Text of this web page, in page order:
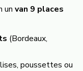
un van 9 places
(Bordeaux,
poussettes ou